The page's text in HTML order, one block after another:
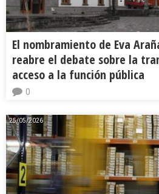
El nombramiento de Eva
reabre el debate sobre la
acceso a la función pública
0
25/05/2026